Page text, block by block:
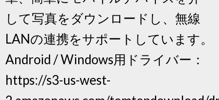
して写真をダウンロードし、無線
LANの連携をサポートしています。
Android / Windows用ドライバー：
https://s3-us-west-